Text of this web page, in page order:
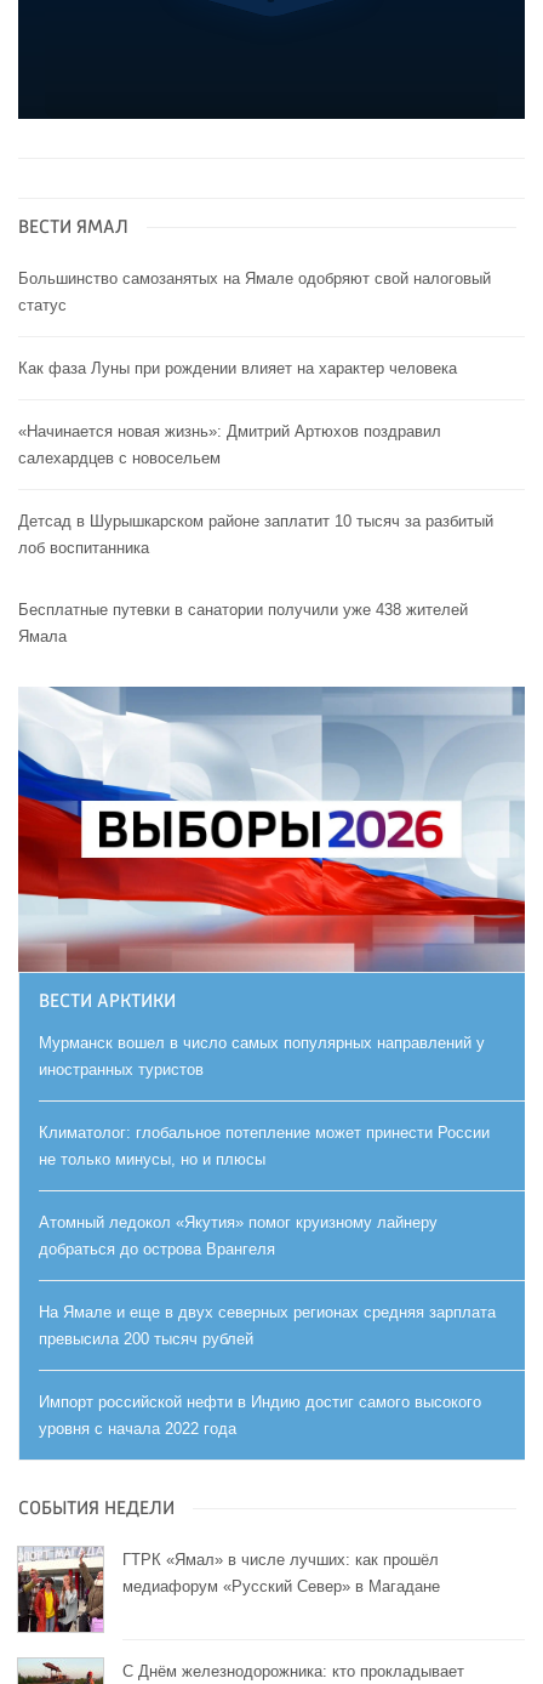
ВЕСТИ ЯМАЛ
Большинство самозанятых на Ямале одобряют свой налоговый
статус
Как фаза Луны при рождении влияет на характер человека
«Начинается новая жизнь»: Дмитрий Артюхов поздравил
салехардцев с новосельем
Детсад в Шурышкарском районе заплатит 10 тысяч за разбитый
лоб воспитанника
Бесплатные путевки в санатории получили уже 438 жителей
Ямала
ВЕСТИ АРКТИКИ
Мурманск вошел в число самых популярных направлений у
иностранных туристов
Климатолог: глобальное потепление может принести России
не только минусы, но и плюсы
Атомный ледокол «Якутия» помог круизному лайнеру
добраться до острова Врангеля
На Ямале и еще в двух северных регионах средняя зарплата
превысила 200 тысяч рублей
Импорт российской нефти в Индию достиг самого высокого
уровня с начала 2022 года
СОБЫТИЯ НЕДЕЛИ
ГТРК «Ямал» в числе лучших: как прошёл
медиафорум «Русский Север» в Магадане
С Днём железнодорожника: кто прокладывает